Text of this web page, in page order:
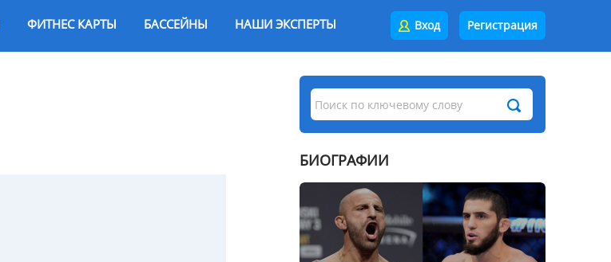
ФИТНЕС КАРТЫ БАССЕЙНЫ НАШИ ЭКСПЕРТЫ Вход Регистрация
БИОГРАФИИ